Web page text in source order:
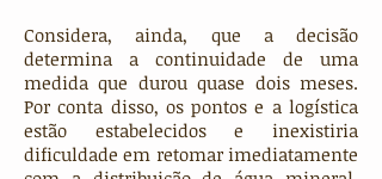
Considera, ainda, que a decisão
determina a continuidade de uma
medida que durou quase dois meses.
Por conta disso, os pontos e a logística
estão estabelecidos e inexistiria
dificuldade em retomar imediatamente